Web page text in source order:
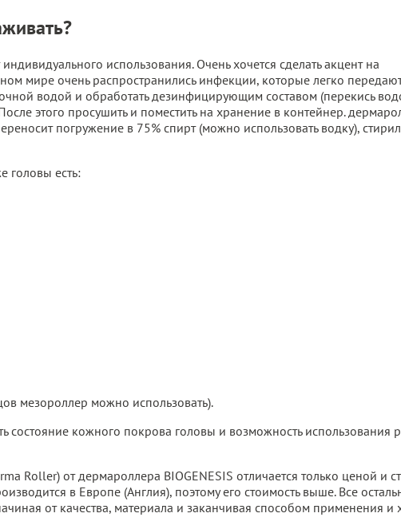
использования. Очень хочется сделать акцент на
мире очень распространились инфекции, которые легко
водой и обработать дезинфицирующим составом (перекись
этого просушить и поместить на хранение в контейнер.
погружение в 75% спирт (можно использовать водку),
головы есть:
мезороллер можно использовать).
состояние кожного покрова головы и возможность использования
Roller) от дермароллера BIOGENESIS отличается только ценой и
в Европе (Англия), поэтому его стоимость выше. Все
от качества, материала и заканчивая способом применения и